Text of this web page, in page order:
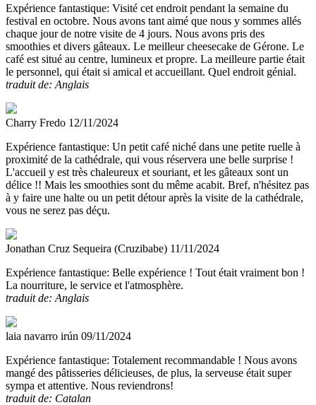
Expérience fantastique: Visité cet endroit pendant la semaine du
festival en octobre. Nous avons tant aimé que nous y sommes allés
chaque jour de notre visite de 4 jours. Nous avons pris des
smoothies et divers gâteaux. Le meilleur cheesecake de Gérone. Le
café est situé au centre, lumineux et propre. La meilleure partie était
le personnel, qui était si amical et accueillant. Quel endroit génial.
traduit de: Anglais
Charry Fredo 12/11/2024
Expérience fantastique: Un petit café niché dans une petite ruelle à
proximité de la cathédrale, qui vous réservera une belle surprise !
L'accueil y est très chaleureux et souriant, et les gâteaux sont un
délice !! Mais les smoothies sont du même acabit. Bref, n'hésitez pas
à y faire une halte ou un petit détour après la visite de la cathédrale,
vous ne serez pas déçu.
Jonathan Cruz Sequeira (Cruzibabe) 11/11/2024
Expérience fantastique: Belle expérience ! Tout était vraiment bon !
La nourriture, le service et l'atmosphère.
traduit de: Anglais
laia navarro irún 09/11/2024
Expérience fantastique: Totalement recommandable ! Nous avons
mangé des pâtisseries délicieuses, de plus, la serveuse était super
sympa et attentive. Nous reviendrons!
traduit de: Catalan